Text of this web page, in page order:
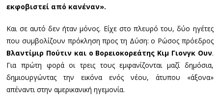
εκφοβιστεί από κανέναν».
Και σε αυτό δεν ήταν μόνος. Είχε στο πλευρό του, δύο ηγέτες
που συμβολίζουν πρόκληση προς τη Δύση: ο Ρώσος πρόεδρος
Βλαντίμιρ Πούτιν και ο Βορειοκορεάτης Κιμ Γιονγκ Ουν.
Για πρώτη φορά οι τρεις τους εμφανίζονται μαζί δημόσια,
δημιουργώντας την εικόνα ενός νέου, άτυπου «άξονα»
απέναντι στην αμερικανική ηγεμονία.